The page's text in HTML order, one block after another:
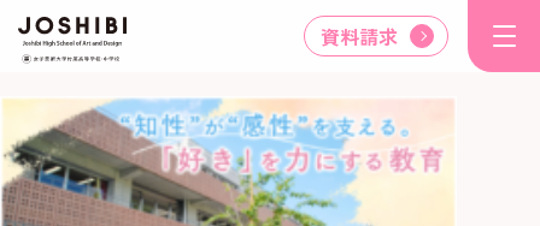
資料請求